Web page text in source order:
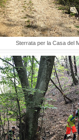
Sterrata per la Casa del